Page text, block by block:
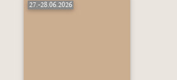
27.-28.06.2026